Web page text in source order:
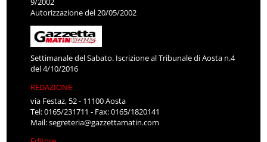
Autorizzazione del 20/05/2002
Settimanale del Sabato. Iscrizione al Tribunale di Aosta n.4
del 4/10/2016
REDAZIONE
via Festaz, 52 - 11100 Aosta
Tel: 0165/231711 - Fax: 0165/1820141
Mail:segreteria@gazzettamatin.com